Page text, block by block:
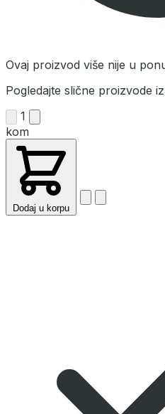
Ovaj proizvod više nije u
Pogledajte slične proizvode
1
kom
Dodaj u korpu